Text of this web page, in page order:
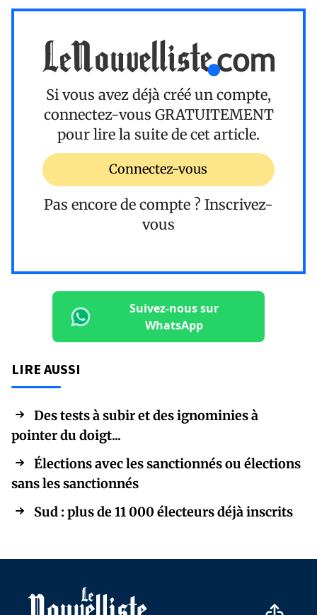
Si vous avez déjà créé un compte,
connectez-vous GRATUITEMENT
pour lire la suite de cet article.
Connectez-vous
Pas encore de compte ? Inscrivez-
vous
Suivez-nous sur
WhatsApp
LIRE AUSSI
Des tests à subir et des ignominies à
pointer du doigt...
Élections avec les sanctionnés ou élections
sans les sanctionnés
Sud : plus de 11 000 électeurs déjà inscrits